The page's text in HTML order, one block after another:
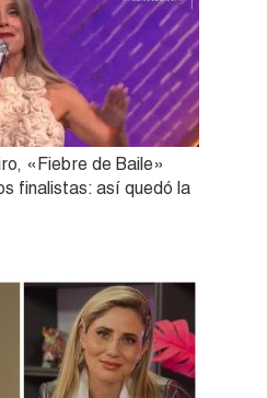
«Fiebre de Baile»
finalistas: así quedó la